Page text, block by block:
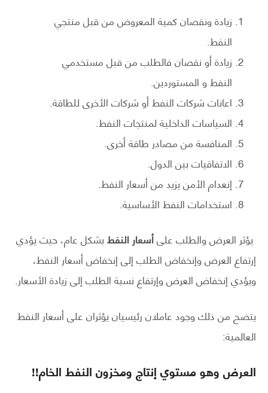
زيادة ونقصان كمية المعروض من قبل منتجي
النفط.
زيادة أو نقصان فالطلب من قبل مستخدمي
النفط و المستوردين.
اعانات شركات النفط أو شركات الأخرى للطاقة.
السياسات الداخلية لمنتجات النفط.
المنافسة من مصادر طاقة أخرى.
الاتفاقيات بين الدول.
إنعدام الأمن يزيد من أسعار النفط.
استخدامات النفط الأساسية.
يؤثر العرض والطلب علىأسعار النفطبشكل عام، حيث يؤدي
إرتفاع العرض وإنخفاض الطلب إلى إنخفاض أسعار النفط،
ويؤدي إنخفاض العرض وإرتفاع نسبة الطلب إلى زيادة الأسعار.
يتضح من ذلك وجود عاملان رئيسيان يؤثران على أسعار النفط
العالمية:
العرض وهو مستوي إنتاج ومخزون النفط الخام!!